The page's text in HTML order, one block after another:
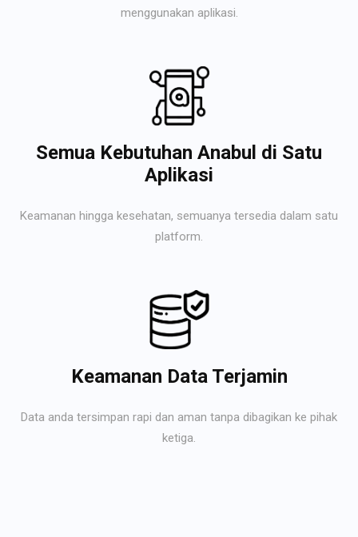
menggunakan aplikasi.
Semua Kebutuhan Anabul di Satu
Aplikasi
Keamanan hingga kesehatan, semuanya tersedia dalam satu
platform.
Keamanan Data Terjamin
Data anda tersimpan rapi dan aman tanpa dibagikan ke pihak
ketiga.